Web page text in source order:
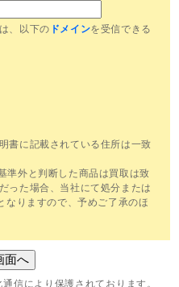
、以下の ドメインを受信できる
書に記載されている住所は一致
準外と判断した商品は買取は致
った場合、当社にて処分または
なりますので、予めご了承のほ
信により保護されております。